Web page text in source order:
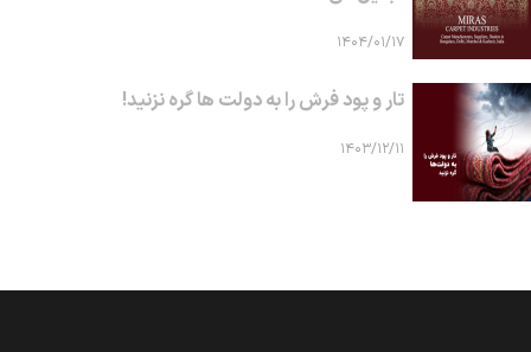
۱۴۰۴/۰۱/۱۷
تار و پود فرش را به دولت ها گره نزنید!
۱۴۰۳/۱۲/۱۱